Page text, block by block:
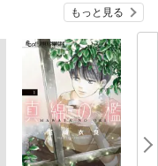
もっと見る